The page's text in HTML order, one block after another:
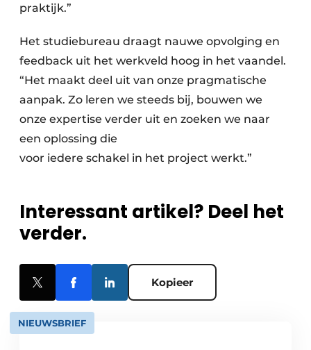
praktijk.”
Het studiebureau draagt nauwe opvolging en
feedback uit het werkveld hoog in het vaandel.
“Het maakt deel uit van onze pragmatische
aanpak. Zo leren we steeds bij, bouwen we
onze expertise verder uit en zoeken we naar
een oplossing die
voor iedere schakel in het project werkt.”
Interessant artikel? Deel het
verder.
Kopieer
NIEUWSBRIEF